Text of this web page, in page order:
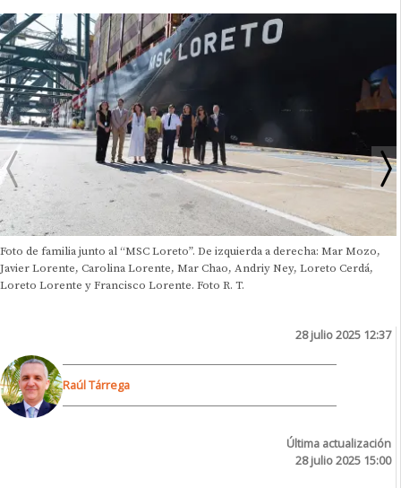
Foto de familia junto al “MSC Loreto”. De izquierda a derecha: Mar Mozo,
Javier Lorente, Carolina Lorente, Mar Chao, Andriy Ney, Loreto Cerdá,
Loreto Lorente y Francisco Lorente. Foto R. T.
28 julio 2025 12:37
Raúl Tárrega
Última actualización
28 julio 2025 15:00